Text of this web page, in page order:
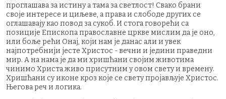
проглашава за истину а тама за светлост! Свако брани
своје интересе и циљеве, а права и слободе других се
оглашавају као повод за сукоб. И стога говорећи са
позиције Епископа православне цркве мислим да је оно,
или боље рећи Онај, који нам је данас али и увек
најпотребнији јесте Христос - вечни и једини праведни
мир. А на нама је да ми хришћани својим животима
чинимо Христа живо присутним у овом свету и времену.
Хришћани су иконе кроз које се свету пројављује Христос.
Његова реч и логика.